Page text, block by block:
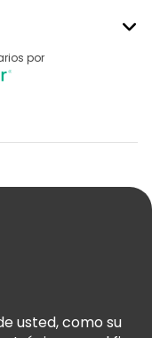
por
usted, como su